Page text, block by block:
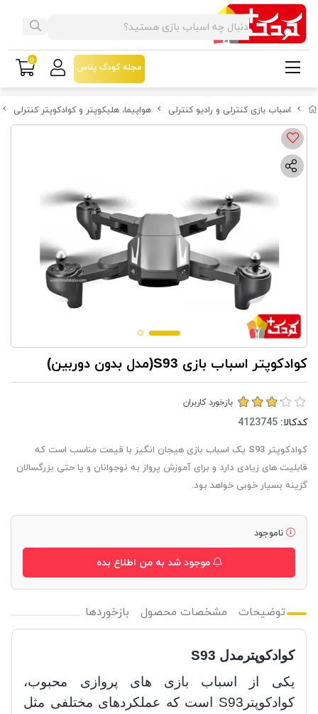
اسباب بازی کنترلی و رادیو کنترلی هواپیما، هلیکوپتر و کوادکوپتر کنترلی
کوادکوپتر اسباب بازی S93(مدل بدون دوربین)
بازخورد کاربران
کدکالا:
کوادکوپتر S93 یک اسباب بازی هیجان انگیز با قیمت مناسب است که
قابلیت های زیادی دارد و برای آموزش پرواز به نوجوانان و یا حتی بزرگسالان
گزینه بسیار خوبی خواهد بود.
ناموجود
موجود شد به من اطلاع بده
توضیحات مشخصات محصول بازخوردها
کوادکوپترمدل S93
یکی از اسباب بازی های پروازی محبوب،
کوادکوپتر S93 است که عملکردهای مختلفی مثل
مجله کودک پلاس
0